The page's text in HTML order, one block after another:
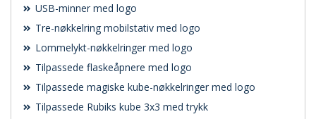
USB-minner med logo
Tre-nøkkelring mobilstativ med logo
Lommelykt-nøkkelringer med logo
Tilpassede flaskeåpnere med logo
Tilpassede magiske kube-nøkkelringer med logo
Tilpassede Rubiks kube 3x3 med trykk